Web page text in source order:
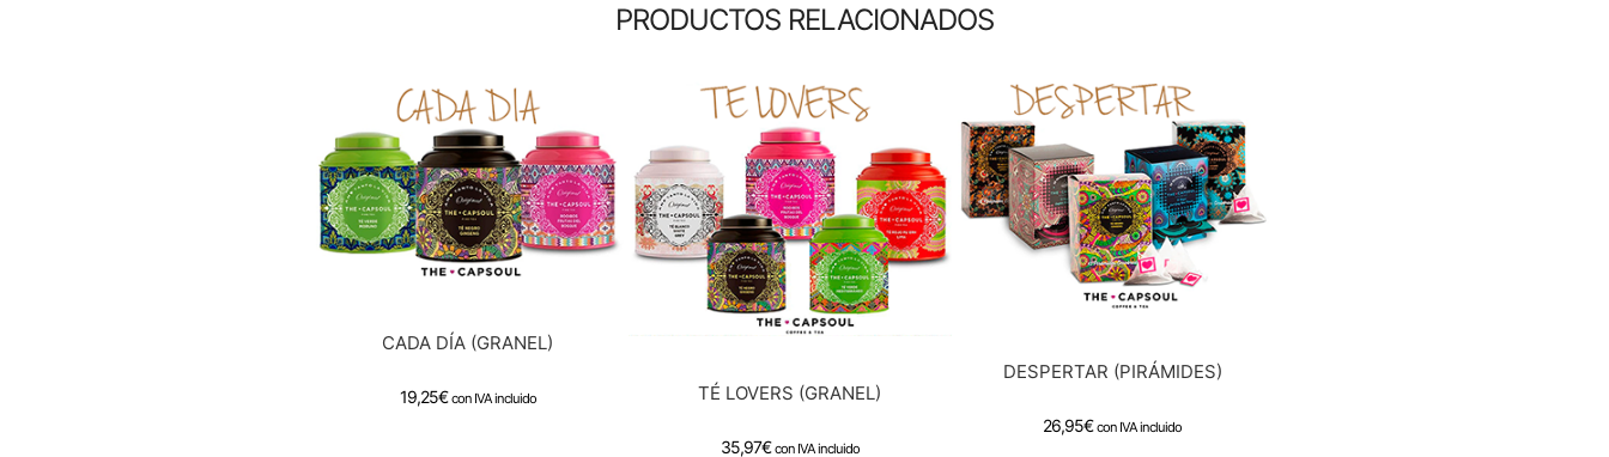
PRODUCTOS RELACIONADOS
CADA DÍA (GRANEL)
19,25€ con IVA incluido TÉ LOVERS (GRANEL)
35,97€ con IVA incluido
DESPERTAR (PIRÁMIDES)
26,95€ con IVA incluido